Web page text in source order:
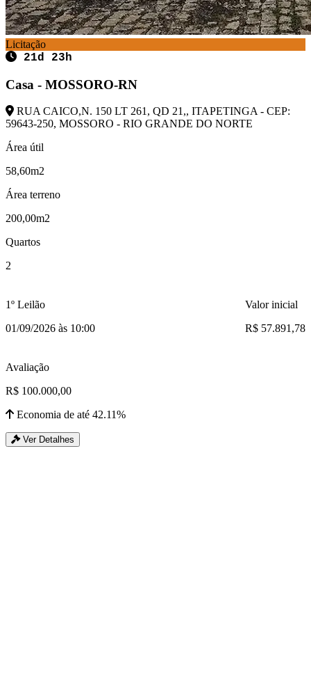
Licitação
21d 23h
Casa - MOSSORO-RN
RUA CAICO,N. 150 LT 261, QD 21,, ITAPETINGA - CEP:
59643-250, MOSSORO - RIO GRANDE DO NORTE
Área útil
58,60m2
Área terreno
200,00m2
Quartos
2
1º Leilão
01/09/2026 às 10:00
Valor inicial
R$ 57.891,78
Avaliação
R$ 100.000,00
Economia de até 42.11%
Ver Detalhes